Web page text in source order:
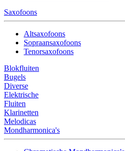
Saxofoons
Altsaxofoons
Sopraansaxofoons
Tenorsaxofoons
Blokfluiten
Bugels
Diverse
Elektrische
Fluiten
Klarinetten
Melodicas
Mondharmonica's